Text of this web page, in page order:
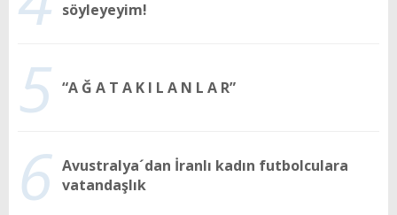
söyleyeyim!
5 “A Ğ A T A K I L A N L A R”
6 Avustralya´dan İranlı kadın futbolculara
vatandaşlık